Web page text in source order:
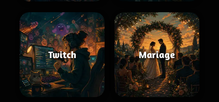
Twitch Mariage